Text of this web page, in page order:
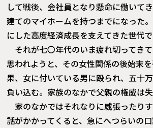
して戦後、会社員となり懸命に働いて
建てのマイホームを持つまでになった
にした高度経済成長を支えてきた世代で
それが七〇年代のいま疲れ切ってき
思われようと、その女性関係の後始末
果、女に付いている男に殴られ、五十
負い込む。家族のなかで父親の権威は失
家のなかではそれなりに威張ったり
話がかかってくると、急にへつらいの